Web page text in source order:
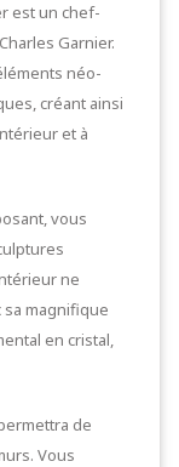
est un chef-
Garnier.
néo-
créant ainsi
et à
vous
ne
magnifique
en cristal,
de
Vous